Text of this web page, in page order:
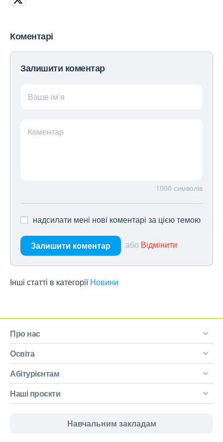
Коментарі
Залишити коментар
Ваше ім’я
Коментар
1000 символів
надсилати мені нові коментарі за цією темою
Залишити коментар або Відмінити
Інші статті в категорії Новини
Про нас
Освіта
Абітурієнтам
Наші проєкти
Навчальним закладам